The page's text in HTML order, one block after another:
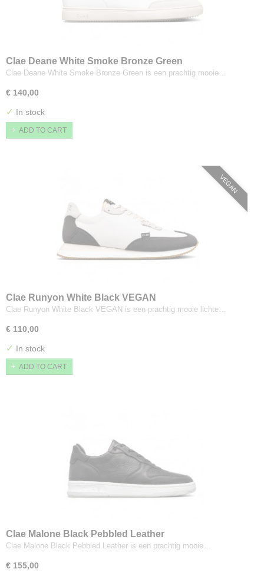
Clae Deane White Smoke Bronze Green
Clae Deane White Smoke Bronze Green is een prachtig mooie…
€ 140,00
✓ In stock
ADD TO CART
VEGAN
Clae Runyon White Black VEGAN
Clae Runyon White Black VEGAN is een prachtig mooie lichte…
€ 110,00
✓ In stock
ADD TO CART
Clae Malone Black Pebbled Leather
Clae Malone Black Pebbled Leather is een prachtig mooie…
€ 155,00